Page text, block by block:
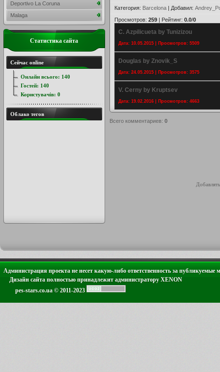
Категория: Barcelona | Добавил:
Просмотров: 259 | Рейтинг: 0.0/0
C. Azpilicueta by Tunizizou
Дата: 10.05.2015 | Просмотров: 5509
Douglas by Znovik_S
Дата: 24.05.2015 | Просмотров: 3575
V. Cerny by Kruptsev
Дата: 19.02.2016 | Просмотров: 4663
Всего комментариев: 0
Deportivo La Coruna
Malaga
Статистика сайта
Сейчас online
Онлайн всього: 140
Гостей: 140
Користувачів: 0
Облако тегов
Администрация проекта не несет какую-либо ответственность за публикуемые
Дизайн сайта полностью принадлежит администратору XENON
pes-stars.co.ua © 2011-2023